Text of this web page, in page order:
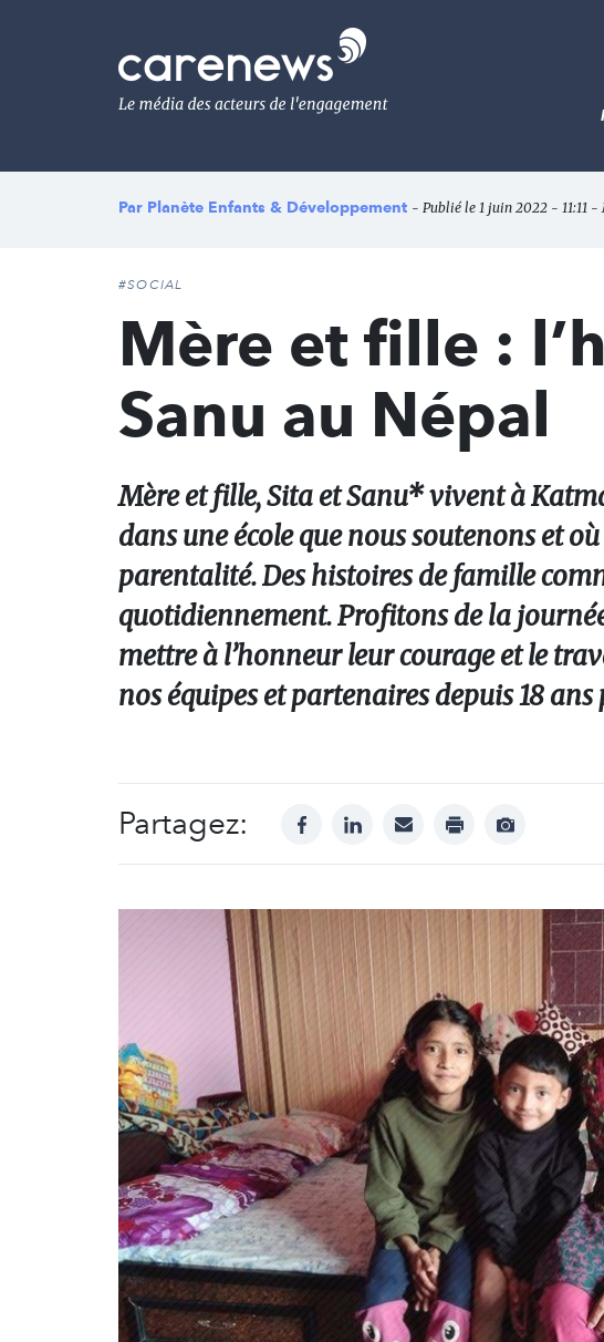
Le
média
de
l'engagement
Par Planète Enfants & Développement - Publié le 1 juin 2022 - 11:11
#SOCIAL
Mère et fille :
Sanu au Népal
Mère et fille, Sita et Sanu* vivent à
dans une école que nous soutenons et
parentalité. Des histoires de famille
quotidiennement. Profitons de la
mettre à l’honneur leur courage et le
nos équipes et partenaires depuis 18
Partagez: facebooklinkedinmail print
Afficher